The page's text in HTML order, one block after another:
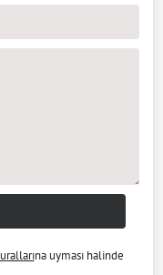
na uyması halinde